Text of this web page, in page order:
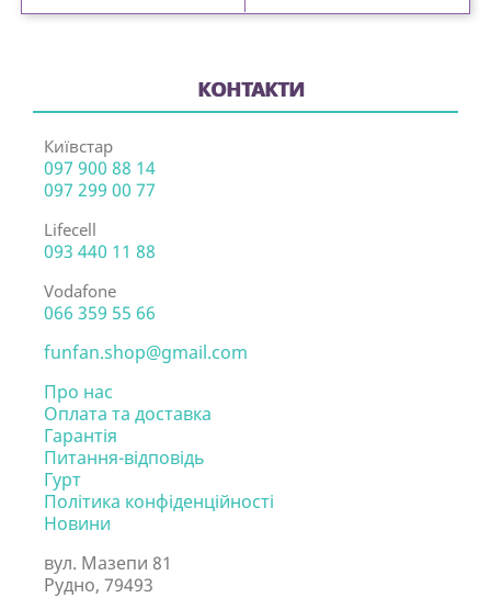
КОНТАКТИ
Київстар
097 900 88 14
097 299 00 77
Lifecell
093 440 11 88
Vodafone
066 359 55 66
funfan.shop@gmail.com
Про нас
Оплата та доставка
Гарантія
Питання-відповідь
Гурт
Політика конфіденційності
Новини
вул. Мазепи 81
Рудно, 79493